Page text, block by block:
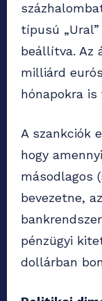
típusú
beállítva. Az
milliárd
hónapokra
A szankciók
hogy
másodlagos
bevezetne,
pénzügyi
dollárban